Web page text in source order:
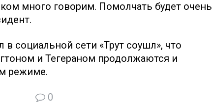
много говорим. Помолчать будет очень
социальной сети «Трут соушл», что
и Тегераном продолжаются и
режиме.
0